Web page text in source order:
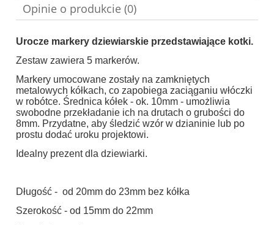
Opinie o produkcie (0)
Urocze markery dziewiarskie przedstawiające kotki.
Zestaw zawiera 5 markerów.
Markery umocowane zostały na zamkniętych
metalowych kółkach, co zapobiega zaciąganiu włóczki
w robótce. Średnica kółek - ok. 10mm - umożliwia
swobodne przekładanie ich na drutach o grubości do
8mm. Przydatne, aby śledzić wzór w dzianinie lub po
prostu dodać uroku projektowi.
Idealny prezent dla dziewiarki.
Długość - od 20mm do 23mm bez kółka
Szerokość - od 15mm do 22mm